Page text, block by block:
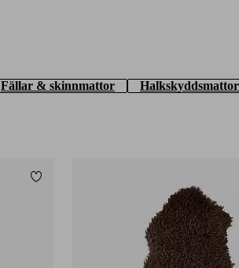
Fällar & skinnmattor Halkskyddsmattor
Lägg till i favoriter